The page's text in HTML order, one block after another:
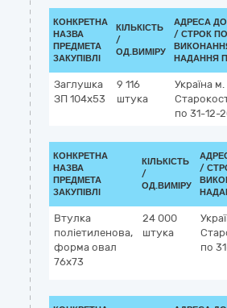
КОНКРЕТНА
НАЗВА
ПРЕДМЕТА
ЗАКУПІВЛІ
КІЛЬКІСТЬ
/
ОД.ВИМІРУ
АДРЕСА
/ СТРОК
НАДАННЯ
Заглушка
ЗП 104х53
9 116
штука
Україна м.
по 31-12-
КОНКРЕТНА
НАЗВА
ПРЕДМЕТА
ЗАКУПІВЛІ
КІЛЬКІСТЬ
/
ОД.ВИМІРУ
/
Втулка
поліетиленова,
форма овал
76х73
24 000
штука
по